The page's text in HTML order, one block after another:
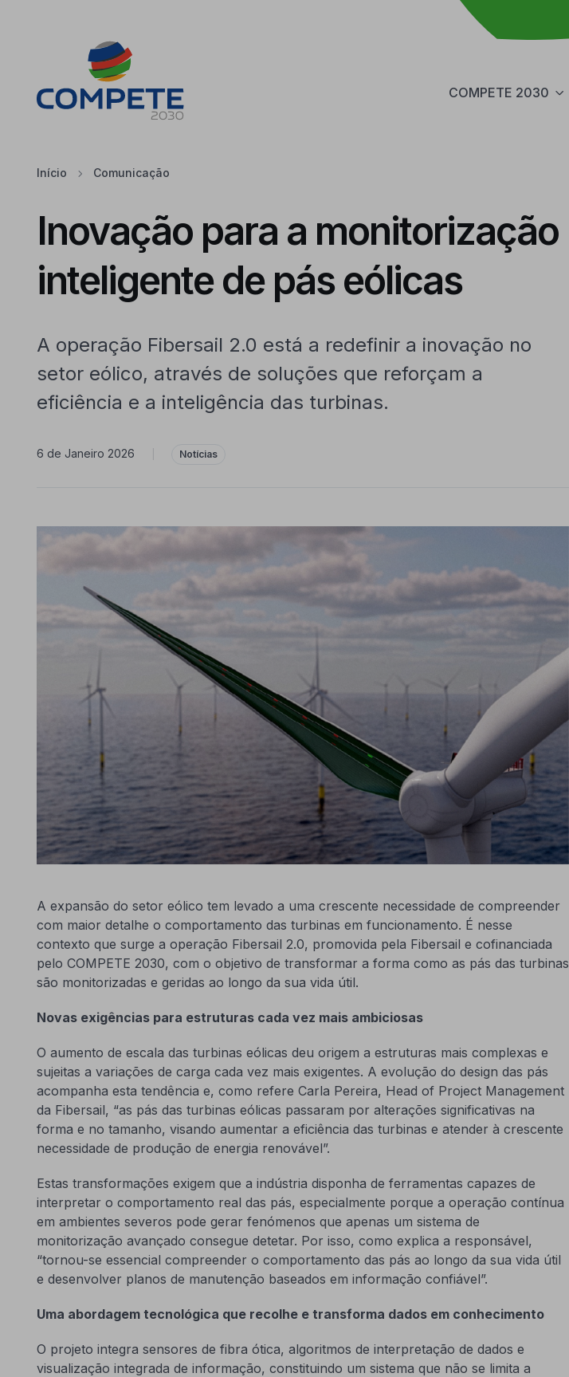
COMPETE 2030
Início Comunicação
Inovação para a monitorização
inteligente de pás eólicas
A operação Fibersail 2.0 está a redefinir a inovação no
setor eólico, através de soluções que reforçam a
eficiência e a inteligência das turbinas.
6 de Janeiro 2026 Notícias
A expansão do setor eólico tem levado a uma crescente necessidade de compreender
com maior detalhe o comportamento das turbinas em funcionamento. É nesse
contexto que surge a operação Fibersail 2.0, promovida pela Fibersail e cofinanciada
pelo COMPETE 2030, com o objetivo de transformar a forma como as pás das turbinas
são monitorizadas e geridas ao longo da sua vida útil.
Novas exigências para estruturas cada vez mais ambiciosas
O aumento de escala das turbinas eólicas deu origem a estruturas mais complexas e
sujeitas a variações de carga cada vez mais exigentes. A evolução do design das pás
acompanha esta tendência e, como refere Carla Pereira, Head of Project Management
da Fibersail, “as pás das turbinas eólicas passaram por alterações significativas na
forma e no tamanho, visando aumentar a eficiência das turbinas e atender à crescente
necessidade de produção de energia renovável”.
Estas transformações exigem que a indústria disponha de ferramentas capazes de
interpretar o comportamento real das pás, especialmente porque a operação contínua
em ambientes severos pode gerar fenómenos que apenas um sistema de
monitorização avançado consegue detetar. Por isso, como explica a responsável,
“tornou-se essencial compreender o comportamento das pás ao longo da sua vida útil
e desenvolver planos de manutenção baseados em informação confiável”.
Uma abordagem tecnológica que recolhe e transforma dados em conhecimento
O projeto integra sensores de fibra ótica, algoritmos de interpretação de dados e
visualização integrada de informação, constituindo um sistema que não se limita a